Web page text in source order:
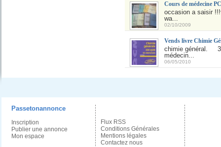
Cours de médecine
occasion a saisir
wa...
02/10/2009
Vends livre Chimie
chimie général.
médecin...
06/05/2010
Passetonannonce
Inscription
Publier une annonce
Mon espace
Flux RSS
Conditions Générales
Mentions légales
Contactez nous